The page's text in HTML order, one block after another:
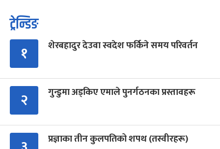
ट्रेन्डिङ
१ शेरबहादुर देउवा स्वदेश फर्किने समय परिवर्तन
२ गुन्डुमा अड्किए एमाले पुनर्गठनका प्रस्तावहरू
प्रज्ञाका तीन कुलपतिको शपथ (तस्वीरहरू)